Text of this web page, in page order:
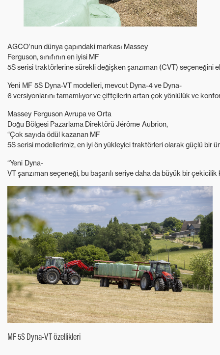
AGCO'nun dünya çapındaki markası Massey
Ferguson, sınıfının en iyisi MF
5S serisi traktörlerine sürekli değişken şanzıman (CVT) seçeneğini
Yeni MF 5S Dyna-VT modelleri, mevcut Dyna-4 ve Dyna-
6 versiyonlarını tamamlıyor ve çiftçilerin artan çok yönlülük ve
Massey Ferguson Avrupa ve Orta
Doğu Bölgesi Pazarlama Direktörü Jérôme Aubrion,
“Çok sayıda ödül kazanan MF
5S serisi modellerimiz, en iyi ön yükleyici traktörleri olarak güçlü bir
“Yeni Dyna-
VT şanzıman seçeneği, bu başarılı seriye daha da büyük bir
MF 5S Dyna-VT özellikleri